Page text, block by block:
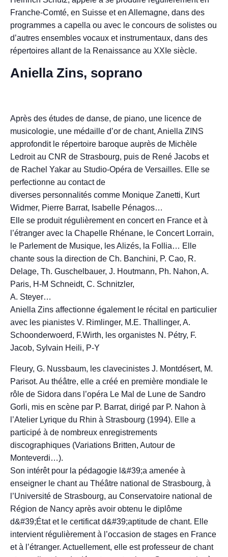
Franche-Comté, en Suisse et en Allemagne, dans des
programmes a capella ou avec le concours de solistes ou
d’autres ensembles vocaux et instrumentaux, dans des
répertoires allant de la Renaissance au XXIe siècle.
Aniella Zins, soprano
Après des études de danse, de piano, une licence de
musicologie, une médaille d’or de chant, Aniella ZINS
approfondit le répertoire baroque auprès de Michèle
Ledroit au CNR de Strasbourg, puis de René Jacobs et
de Rachel Yakar au Studio-Opéra de Versailles. Elle se
perfectionne au contact de
diverses personnalités comme Monique Zanetti, Kurt
Widmer, Pierre Barrat, Isabelle Pénagos…
Elle se produit régulièrement en concert en France et à
l’étranger avec la Chapelle Rhénane, le Concert Lorrain,
le Parlement de Musique, les Alizés, la Follia… Elle
chante sous la direction de Ch. Banchini, P. Cao, R.
Delage, Th. Guschelbauer, J. Houtmann, Ph. Nahon, A.
Paris, H-M Schneidt, C. Schnitzler,
A. Steyer…
Aniella Zins affectionne également le récital en particulier
avec les pianistes V. Rimlinger, M.E. Thallinger, A.
Schoonderwoerd, F.Wirth, les organistes N. Pétry, F.
Jacob, Sylvain Heili, P-Y
Fleury, G. Nussbaum, les clavecinistes J. Montdésert, M.
Parisot. Au théâtre, elle a créé en première mondiale le
rôle de Sidora dans l’opéra Le Mal de Lune de Sandro
Gorli, mis en scène par P. Barrat, dirigé par P. Nahon à
l’Atelier Lyrique du Rhin à Strasbourg (1994). Elle a
participé à de nombreux enregistrements
discographiques (Variations Britten, Autour de
Monteverdi…).
Son intérêt pour la pédagogie l&#39;a amenée à
enseigner le chant au Théâtre national de Strasbourg, à
l’Université de Strasbourg, au Conservatoire national de
Région de Nancy après avoir obtenu le diplôme
d&#39;État et le certificat d&#39;aptitude de chant. Elle
intervient régulièrement à l’occasion de stages en France
et à l’étranger. Actuellement, elle est professeur de chant